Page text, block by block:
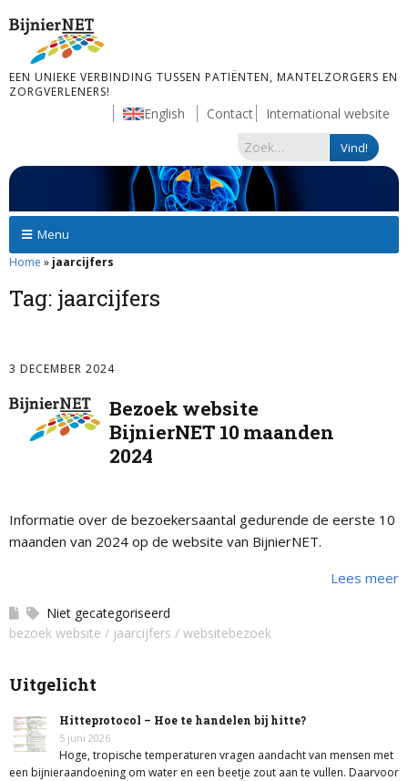
EEN UNIEKE VERBINDING TUSSEN PATIËNTEN, MANTELZORGERS EN
ZORGVERLENERS!
English Contact International website
Menu
Home » jaarcijfers
Tag: jaarcijfers
3 DECEMBER 2024
Bezoek website
BijnierNET 10 maanden
2024
Informatie over de bezoekersaantal gedurende de eerste 10
maanden van 2024 op de website van BijnierNET.
Lees meer
Niet gecategoriseerd
bezoek website
jaarcijfers websitebezoek
Uitgelicht
Hitteprotocol – Hoe te handelen bij hitte?
5 juni 2026
Hoge, tropische temperaturen vragen aandacht van mensen met
een bijnieraandoening om water en een beetje zout aan te vullen. Daarvoor